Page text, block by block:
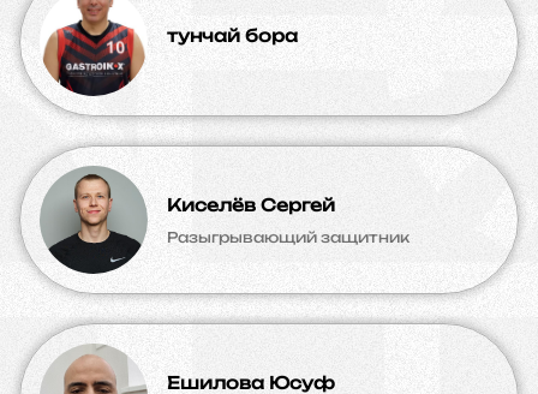
тунчай бора
Киселёв Сергей
Разыгрывающий защитник
Ешилова Юсуф